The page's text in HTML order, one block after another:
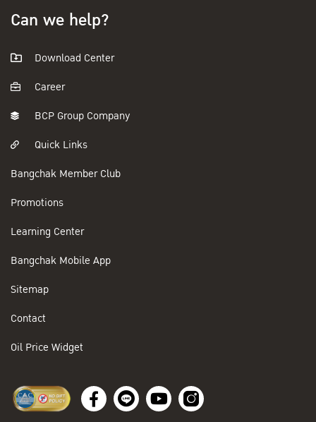
Can we help?
Download Center
Career
BCP Group Company
Quick Links
Bangchak Member Club
Promotions
Learning Center
Bangchak Mobile App
Sitemap
Contact
Oil Price Widget